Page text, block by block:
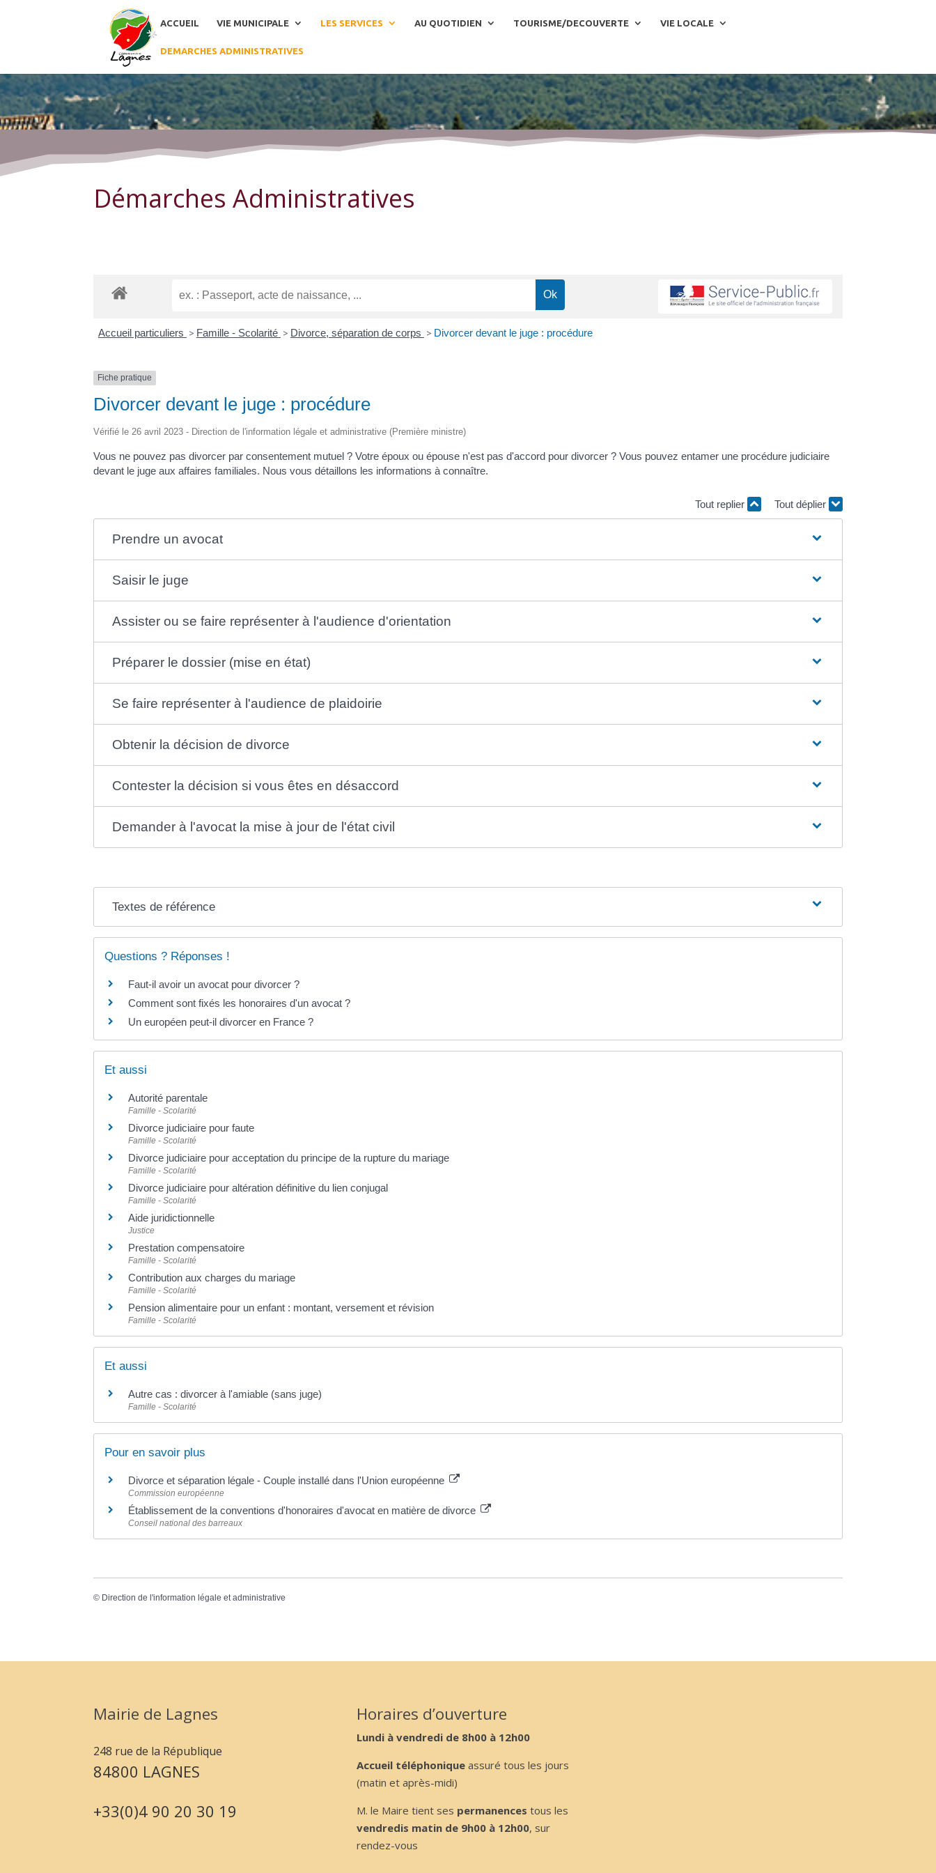
ACCUEIL VIE MUNICIPALE LES SERVICES AU QUOTIDIEN TOURISME/DECOUVERTE VIE LOCALE
DEMARCHES ADMINISTRATIVES
Démarches Administratives
Démarches Administratives
Accueil particuliers > Famille - Scolarité > Divorce, séparation de corps > Divorcer devant le juge : procédure
Fiche pratique
Divorcer devant le juge : procédure
Vérifié le 26 avril 2023 - Direction de l'information légale et administrative (Première ministre)
Vous ne pouvez pas divorcer par consentement mutuel ? Votre époux ou épouse n'est pas d'accord pour divorcer ? Vous pouvez entamer une procédure judiciaire
devant le juge aux affaires familiales. Nous vous détaillons les informations à connaître.
Tout replier Tout déplier
Prendre un avocat
Saisir le juge
Assister ou se faire représenter à l'audience d'orientation
Préparer le dossier (mise en état)
Se faire représenter à l'audience de plaidoirie
Obtenir la décision de divorce
Contester la décision si vous êtes en désaccord
Demander à l'avocat la mise à jour de l'état civil
Textes de référence
Questions ? Réponses !
Faut-il avoir un avocat pour divorcer ?
Comment sont fixés les honoraires d'un avocat ?
Un européen peut-il divorcer en France ?
Et aussi
Autorité parentale
Famille - Scolarité
Divorce judiciaire pour faute
Famille - Scolarité
Divorce judiciaire pour acceptation du principe de la rupture du mariage
Famille - Scolarité
Divorce judiciaire pour altération définitive du lien conjugal
Famille - Scolarité
Aide juridictionnelle
Justice
Prestation compensatoire
Famille - Scolarité
Contribution aux charges du mariage
Famille - Scolarité
Pension alimentaire pour un enfant : montant, versement et révision
Famille - Scolarité
Et aussi
Autre cas : divorcer à l'amiable (sans juge)
Famille - Scolarité
Pour en savoir plus
Divorce et séparation légale - Couple installé dans l'Union européenne
Commission européenne
Établissement de la conventions d'honoraires d'avocat en matière de divorce
Conseil national des barreaux
© Direction de l'information légale et administrative
Mairie de Lagnes
248 rue de la République
84800 LAGNES
+33(0)4 90 20 30 19
Horaires d’ouverture
Lundi à vendredi de 8h00 à 12h00
Accueil téléphonique assuré tous les jours
(matin et après-midi)
M. le Maire tient ses permanences tous les
vendredis matin de 9h00 à 12h00, sur
rendez-vous